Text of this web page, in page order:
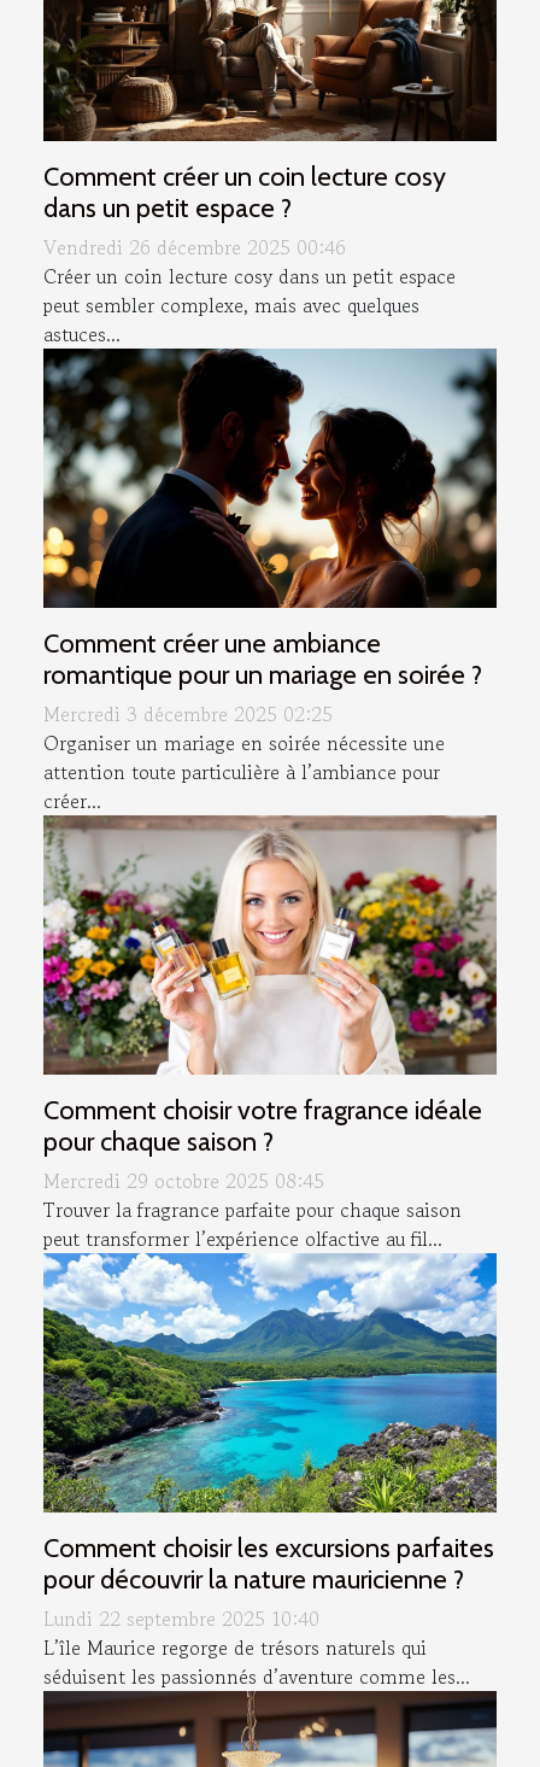
Comment créer un coin lecture cosy
dans un petit espace ?
Vendredi 26 décembre 2025 00:46
Créer un coin lecture cosy dans un petit espace
peut sembler complexe, mais avec quelques
astuces...
Comment créer une ambiance
romantique pour un mariage en soirée ?
Mercredi 3 décembre 2025 02:25
Organiser un mariage en soirée nécessite une
attention toute particulière à l’ambiance pour
créer...
Comment choisir votre fragrance idéale
pour chaque saison ?
Mercredi 29 octobre 2025 08:45
Trouver la fragrance parfaite pour chaque saison
peut transformer l’expérience olfactive au fil...
Comment choisir les excursions parfaites
pour découvrir la nature mauricienne ?
Lundi 22 septembre 2025 10:40
L’île Maurice regorge de trésors naturels qui
séduisent les passionnés d’aventure comme les...